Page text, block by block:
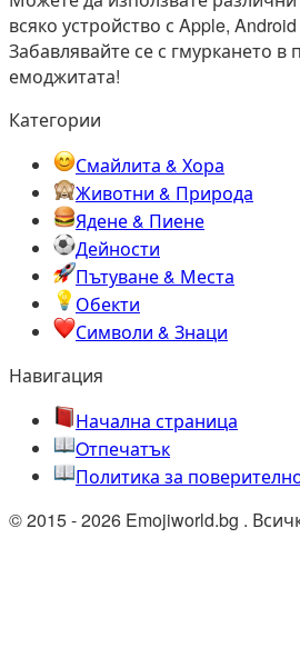
всяко устройство с Apple,
Забавлявайте се с гмуркането в
емоджитата!
Категории
Смайлита & Хора
Животни & Природа
Ядене & Пиене
Дейности
Пътуване & Места
Обекти
Символи & Знаци
Навигация
Начална страница
Oтпечатък
Политика за
© 2015 - 2026 Emojiworld.bg .